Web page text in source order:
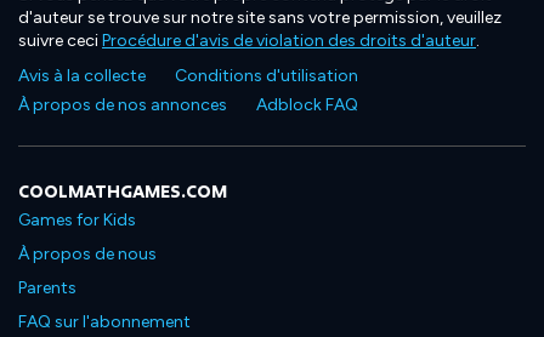
d'auteur se trouve sur notre site sans votre permission, veuillez
suivre ceciProcédure d'avis de violation des droits d'auteur.
Avis à la collecte
Conditions d'utilisation
À propos de nos annonces
Adblock FAQ
COOLMATHGAMES.COM
Games for Kids
À propos de nous
Parents
FAQ sur l'abonnement